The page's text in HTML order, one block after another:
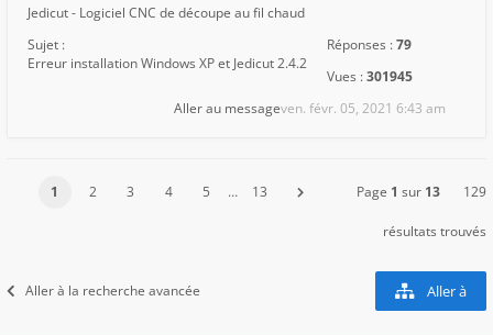
Jedicut - Logiciel CNC de découpe au fil chaud
Sujet :
Erreur installation Windows XP et Jedicut 2.4.2
Réponses :79
Vues :301945
ven. févr. 05, 2021 6:43 am
Aller au message
1 2 3 4 5 … 13 Page 1 sur 13 129
résultats trouvés
Aller à la recherche avancée Aller à